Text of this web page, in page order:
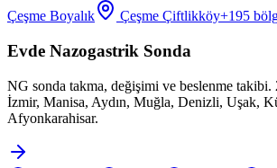
Çeşme Boyalık
Çeşme Çiftlikköy+195
Evde Nazogastrik Sonda
NG sonda takma, değişimi ve beslenme
İzmir, Manisa, Aydın, Muğla, Denizli, Uşak,
Afyonkarahisar.